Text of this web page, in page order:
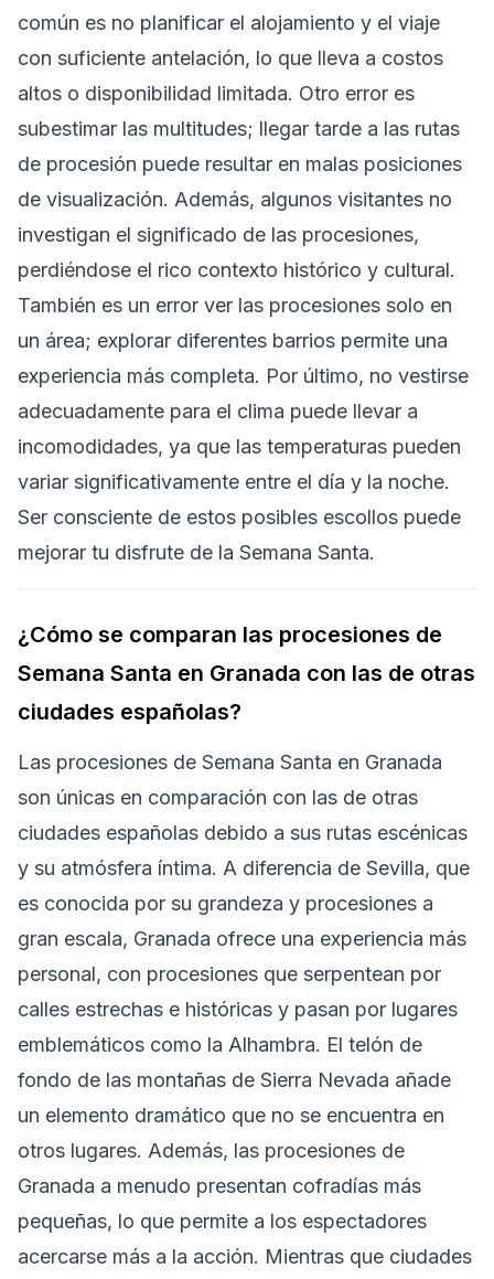
común es no planificar el alojamiento y el viaje
con suficiente antelación, lo que lleva a costos
altos o disponibilidad limitada. Otro error es
subestimar las multitudes; llegar tarde a las rutas
de procesión puede resultar en malas posiciones
de visualización. Además, algunos visitantes no
investigan el significado de las procesiones,
perdiéndose el rico contexto histórico y cultural.
También es un error ver las procesiones solo en
un área; explorar diferentes barrios permite una
experiencia más completa. Por último, no vestirse
adecuadamente para el clima puede llevar a
incomodidades, ya que las temperaturas pueden
variar significativamente entre el día y la noche.
Ser consciente de estos posibles escollos puede
mejorar tu disfrute de la Semana Santa.
¿Cómo se comparan las procesiones de
Semana Santa en Granada con las de otras
ciudades españolas?
Las procesiones de Semana Santa en Granada
son únicas en comparación con las de otras
ciudades españolas debido a sus rutas escénicas
y su atmósfera íntima. A diferencia de Sevilla, que
es conocida por su grandeza y procesiones a
gran escala, Granada ofrece una experiencia más
personal, con procesiones que serpentean por
calles estrechas e históricas y pasan por lugares
emblemáticos como la Alhambra. El telón de
fondo de las montañas de Sierra Nevada añade
un elemento dramático que no se encuentra en
otros lugares. Además, las procesiones de
Granada a menudo presentan cofradías más
pequeñas, lo que permite a los espectadores
acercarse más a la acción. Mientras que ciudades